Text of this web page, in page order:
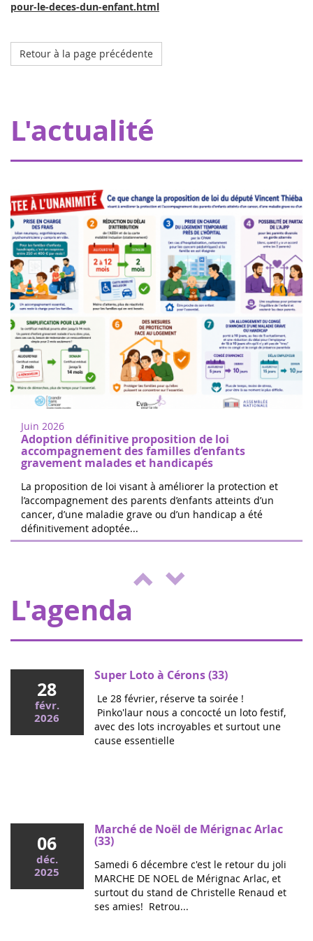
pour-le-deces-dun-enfant.html
Retour à la page précédente
L'actualité
subvention de 20000€ permettant à Pharmavie de mettre
en place un espace dédié aux petits patients atteints
Juin 2026
Adoption définitive proposition de loi
accompagnement des familles d’enfants
gravement malades et handicapés
La proposition de loi visant à améliorer la protection et
l’accompagnement des parents d’enfants atteints d’un
cancer, d’une maladie grave ou d’un handicap a été
définitivement adoptée...
Ce mercredi, le député Vincent Thiébaut organisait avec
Grandir Sans Cancer et Eva pour la vie le colloque "Dons
de vie et lutte contre les cancers, maladies graves et
handicaps de l'enfant" à l'...
L'agenda
18
juin
2022
Femmes de coeur à Nogent sur
Oise
Marchez ou courez pour soutenir la
Paris.Inscription gratuite sur place. ...
04
Les 24h de Boissy le Cutté
L'équipe de Running Pour L'espoir
d'animations au profit d'Eva pour la vie et
de l'ENVOL, pour soutenir les enfants m...
28
févr.
2026
Super Loto à Cérons (33)
Le 28 février, réserve ta soirée !
Pinko'laur nous a concocté un loto festif,
avec des lots incroyables et surtout une
cause essentielle
06
déc.
2025
Marché de Noël de Mérignac Arlac
(33)
Samedi 6 décembre c'est le retour du joli
MARCHE DE NOEL de Mérignac Arlac, et
surtout du stand de Christelle Renaud et
ses amies! Retrou...